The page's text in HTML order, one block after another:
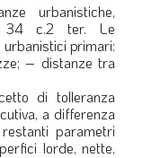
urbanistiche,
34 c.2 ter. Le
primari:
– distanze tra
di tolleranza
a differenza
parametri
lorde, nette,